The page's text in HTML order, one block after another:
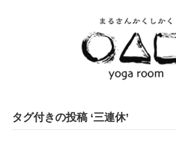
タグ付きの投稿 ‘三連休’